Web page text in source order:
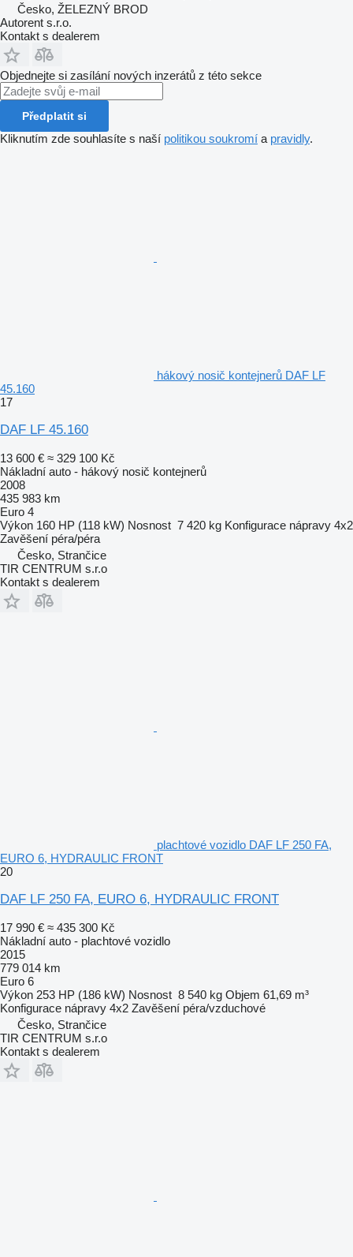
Česko, ŽELEZNÝ BROD
Autorent s.r.o.
Kontakt s dealerem
Objednejte si zasílání nových inzerátů z této sekce
Předplatit si
Kliknutím zde souhlasíte s naší politikou soukromí a pravidly.
hákový nosič kontejnerů DAF LF
45.160
17
DAF LF 45.160
13 600 € ≈ 329 100 Kč
Nákladní auto - hákový nosič kontejnerů
2008
435 983 km
Euro 4
Výkon 160 HP (118 kW) Nosnost 7 420 kg Konfigurace nápravy 4x2
Zavěšení péra/péra
Česko, Strančice
TIR CENTRUM s.r.o
Kontakt s dealerem
plachtové vozidlo DAF LF 250 FA,
EURO 6, HYDRAULIC FRONT
20
DAF LF 250 FA, EURO 6, HYDRAULIC FRONT
17 990 € ≈ 435 300 Kč
Nákladní auto - plachtové vozidlo
2015
779 014 km
Euro 6
Výkon 253 HP (186 kW) Nosnost 8 540 kg Objem 61,69 m³
Konfigurace nápravy 4x2 Zavěšení péra/vzduchové
Česko, Strančice
TIR CENTRUM s.r.o
Kontakt s dealerem